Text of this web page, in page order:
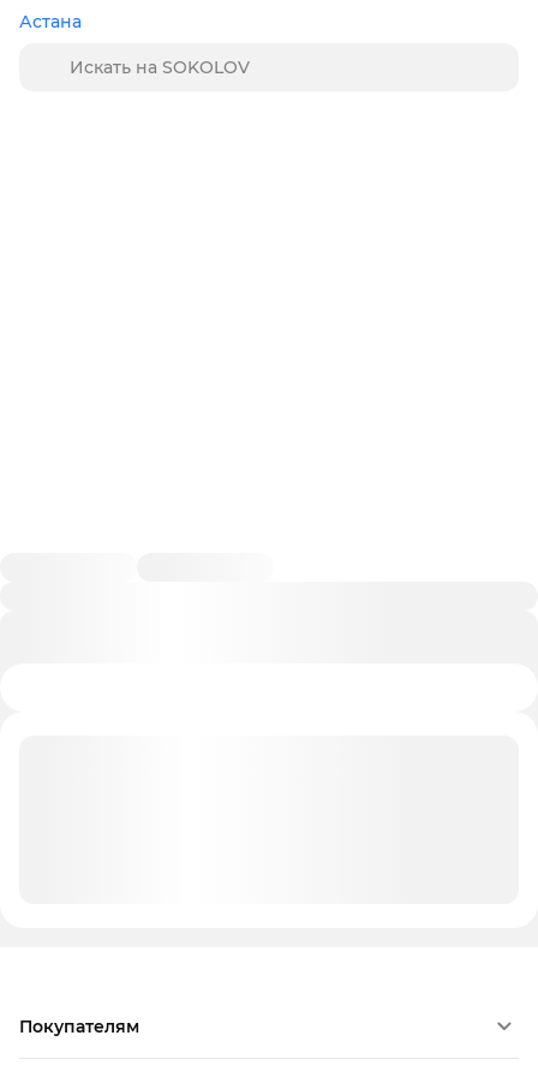
Астана
Покупателям